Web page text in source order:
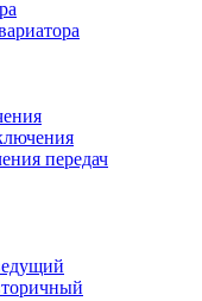
передач